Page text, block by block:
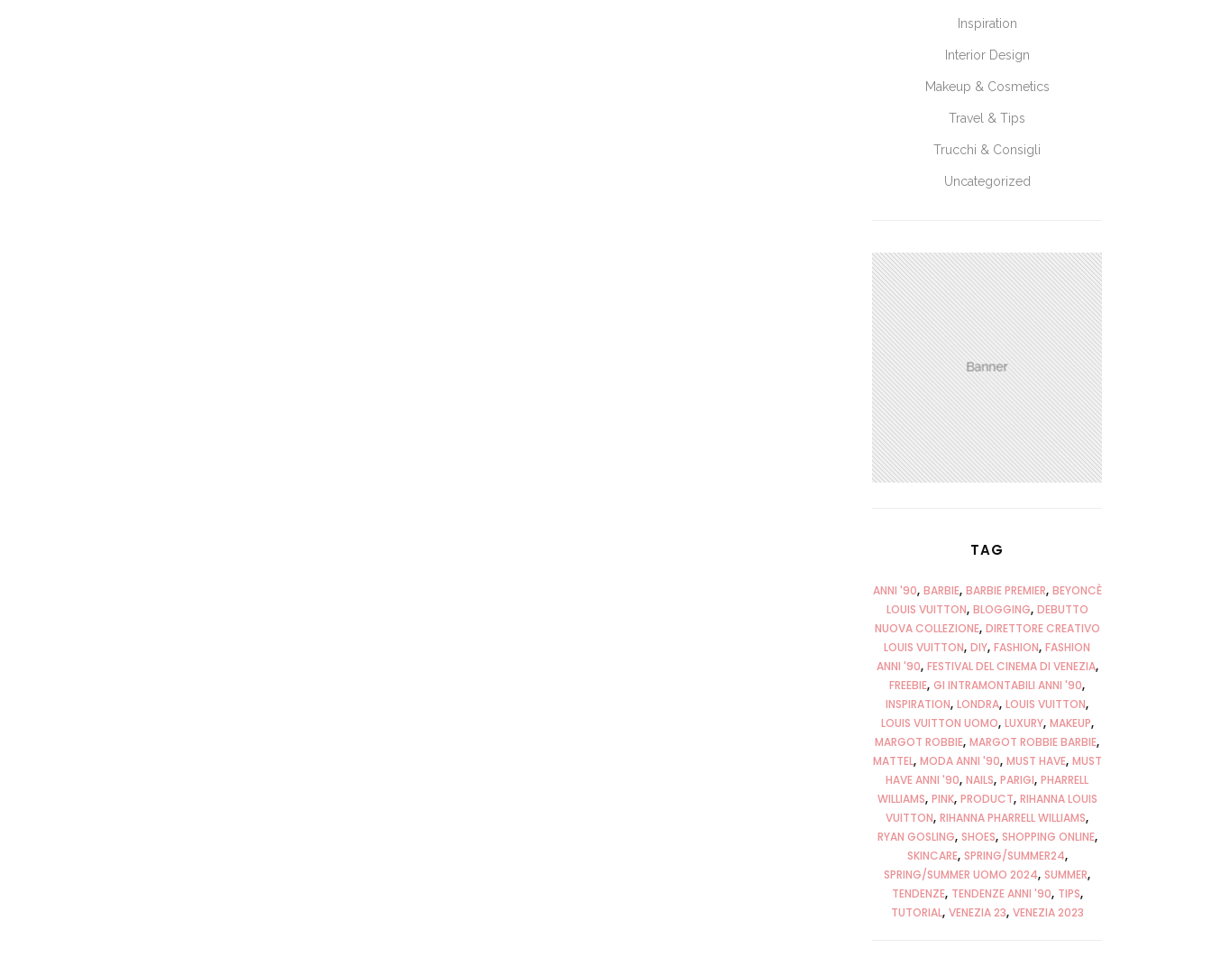
Inspiration
Interior Design
Makeup & Cosmetics
Travel & Tips
Trucchi & Consigli
Uncategorized
TAG
ANNI '90 BARBIE BARBIE PREMIER BEYONCÈ
LOUIS VUITTON BLOGGING DEBUTTO
NUOVA COLLEZIONE DIRETTORE CREATIVO
LOUIS VUITTON DIY FASHION FASHION
ANNI '90 FESTIVAL DEL CINEMA DI VENEZIA
FREEBIE GI INTRAMONTABILI ANNI '90
INSPIRATION LONDRA LOUIS VUITTON
LOUIS VUITTON UOMO LUXURY MAKEUP
MARGOT ROBBIE MARGOT ROBBIE BARBIE
MATTEL MODA ANNI '90 MUST HAVE MUST
HAVE ANNI '90 NAILS PARIGI PHARRELL
WILLIAMS PINK PRODUCT RIHANNA LOUIS
VUITTON RIHANNA PHARRELL WILLIAMS
RYAN GOSLING SHOES SHOPPING ONLINE
SKINCARE SPRING/SUMMER24
SPRING/SUMMER UOMO 2024 SUMMER
TENDENZE TENDENZE ANNI '90 TIPS
TUTORIAL VENEZIA 23 VENEZIA 2023